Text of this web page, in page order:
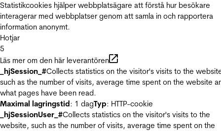
Statistikcookies hjälper webbplatsägare att förstå hur besökare
interagerar med webbplatser genom att samla in och rapportera
information anonymt.
Hotjar
5
Läs mer om den här leverantören
_hjSession_#Collects statistics on the visitor's visits to the
such as the number of visits, average time spent on the website
what pages have been read.
Maximal lagringstid: 1 dagTyp: HTTP-cookie
_hjSessionUser_#Collects statistics on the visitor's visits to the
website, such as the number of visits, average time spent on the